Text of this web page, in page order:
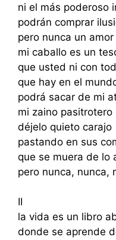
ni el más poderoso
podrán comprar
pero nunca un amor
mi caballo es un
que usted ni con
que hay en el
podrá sacar de mi
mi zaino pasitrotero
déjelo quieto carajo
pastando en sus
que se muera de lo
pero nunca, nunca,
II
la vida es un libro
donde se aprende